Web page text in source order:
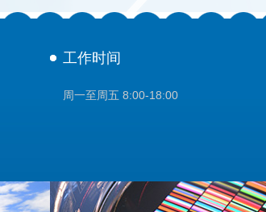
工作时间
周一至周五 8:00-18:00